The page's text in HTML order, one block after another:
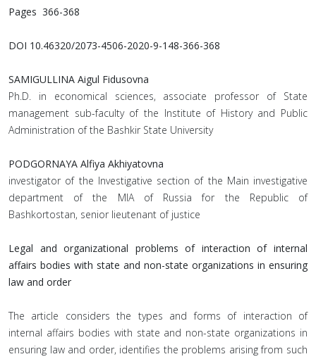
Pages 366-368
DOI 10.46320/2073-4506-2020-9-148-366-368
SAMIGULLINA Aigul Fidusovna
Ph.D. in economical sciences, associate professor of State
management sub-faculty of the Institute of History and Public
Administration of the Bashkir State University
PODGORNAYA Alfiya Akhiyatovna
investigator of the Investigative section of the Main investigative
department of the MIA of Russia for the Republic of
Bashkortostan, senior lieutenant of justice
Legal and organizational problems of interaction of internal
affairs bodies with state and non-state organizations in ensuring
law and order
The article considers the types and forms of interaction of
internal affairs bodies with state and non-state organizations in
ensuring law and order, identifies the problems arising from such